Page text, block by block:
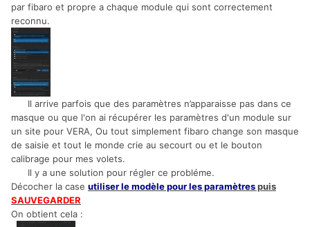
par fibaro et propre a chaque module qui sont correctement
reconnu.
Il arrive parfois que des paramètres n’apparaisse pas dans ce
masque ou que l'on ai récupérer les paramètres d'un module sur
un site pour VERA, Ou tout simplement fibaro change son masque
de saisie et tout le monde crie au secourt ou et le bouton
calibrage pour mes volets.
Il y a une solution pour régler ce probléme.
Décocher la case utiliser le modèle pour les paramètrespuis
SAUVEGARDER
On obtient cela :